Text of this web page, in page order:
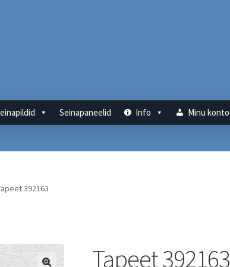
Seinapaneelid Info Minu konto
392163
Tapeet 392163